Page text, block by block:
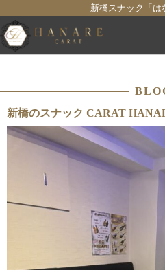
新橋スナック「は
コ
ン
ツ
ス
キ
プ
新橋のスナック CARAT